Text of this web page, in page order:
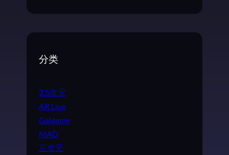
分类
2.5次元
AR Live
Galgame
MAD
三次元